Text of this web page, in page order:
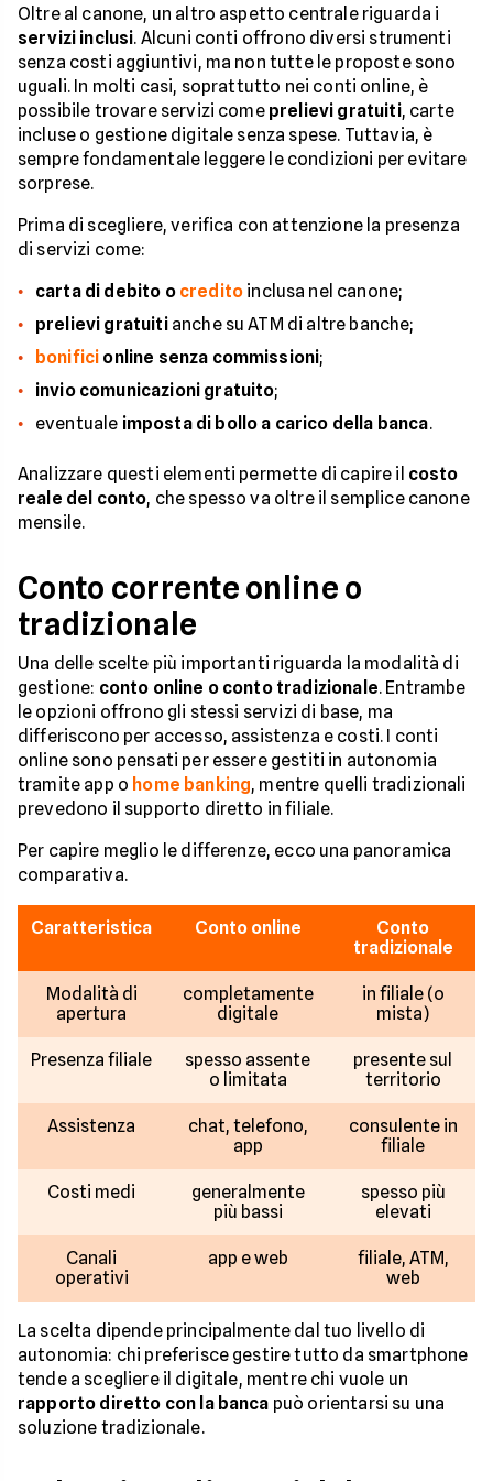
Oltre al canone, un altro aspetto centrale riguarda i
servizi inclusi. Alcuni conti offrono diversi strumenti
senza costi aggiuntivi, ma non tutte le proposte sono
uguali. In molti casi, soprattutto nei conti online, è
possibile trovare servizi come prelievi gratuiti, carte
incluse o gestione digitale senza spese. Tuttavia, è
sempre fondamentale leggere le condizioni per evitare
sorprese.
Prima di scegliere, verifica con attenzione la presenza
di servizi come:
carta di debito o credito inclusa nel canone;
prelievi gratuitianche su ATM di altre banche;
bonifici online senza commissioni;
invio comunicazioni gratuito;
eventuale imposta di bollo a carico della banca.
Analizzare questi elementi permette di capire il costo
reale del conto, che spesso va oltre il semplice canone
mensile.
Conto corrente online o
tradizionale
Una delle scelte più importanti riguarda la modalità di
gestione: conto online o conto tradizionale. Entrambe
le opzioni offrono gli stessi servizi di base, ma
differiscono per accesso, assistenza e costi. I conti
online sono pensati per essere gestiti in autonomia
tramite app o home banking, mentre quelli tradizionali
prevedono il supporto diretto in filiale.
Per capire meglio le differenze, ecco una panoramica
comparativa.
Caratteristica Conto online
Conto
tradizionale
Modalità di
apertura
completamente
digitale
in filiale (o
mista)
Presenza filiale
spesso assente
o limitata
presente sul
territorio
Assistenza
chat, telefono,
app
consulente in
filiale
Costi medi
generalmente
più bassi
spesso più
elevati
Canali
operativi
app e web
filiale, ATM,
web
La scelta dipende principalmente dal tuo livello di
autonomia: chi preferisce gestire tutto da smartphone
tende a scegliere il digitale, mentre chi vuole un
rapporto diretto con la banca può orientarsi su una
soluzione tradizionale.